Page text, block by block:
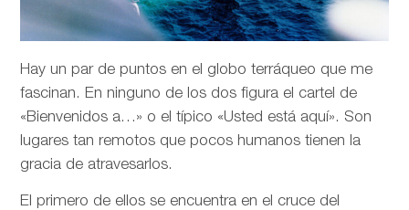
Hay un par de puntos en el globo terráqueo que me
fascinan. En ninguno de los dos figura el cartel de
«Bienvenidos a…» o el típico «Usted está aquí». Son
lugares tan remotos que pocos humanos tienen la
gracia de atravesarlos.
El primero de ellos se encuentra en el cruce del